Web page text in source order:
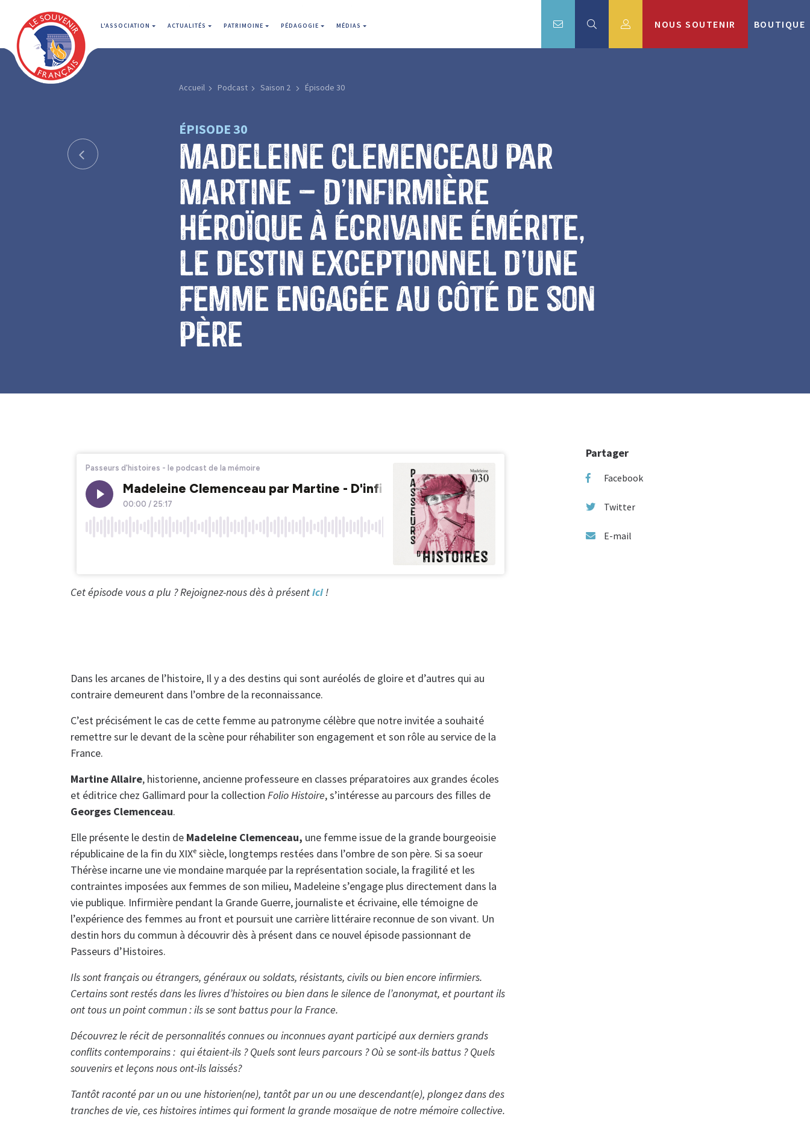
L'ASSOCIATION ACTUALITÉS PATRIMOINE PÉDAGOGIE MÉDIAS NOUS SOUTENIR BOUTIQUE
Accueil Podcast Saison 2 Épisode 30
ÉPISODE 30
Madeleine Clemenceau par
Martine – D’infirmière
héroïque à écrivaine émérite,
le destin exceptionnel d’une
femme engagée au côté de son
père
Cet épisode vous a plu ? Rejoignez-nous dès à présentici!
Dans les arcanes de l’histoire, Il y a des destins qui sont auréolés de gloire et d’autres qui au
contraire demeurent dans l’ombre de la reconnaissance.
C’est précisément le cas de cette femme au patronyme célèbre que notre invitée a souhaité
remettre sur le devant de la scène pour réhabiliter son engagement et son rôle au service de la
France.
Martine Allaire, historienne, ancienne professeure en classes préparatoires aux grandes écoles
et éditrice chez Gallimard pour la collection Folio Histoire, s’intéresse au parcours des filles de
Georges Clemenceau.
Elle présente le destin de Madeleine Clemenceau, une femme issue de la grande bourgeoisie
républicaine de la fin du XIXᵉ siècle, longtemps restées dans l’ombre de son père. Si sa soeur
Thérèse incarne une vie mondaine marquée par la représentation sociale, la fragilité et les
contraintes imposées aux femmes de son milieu, Madeleine s’engage plus directement dans la
vie publique. Infirmière pendant la Grande Guerre, journaliste et écrivaine, elle témoigne de
l’expérience des femmes au front et poursuit une carrière littéraire reconnue de son vivant. Un
destin hors du commun à découvrir dès à présent dans ce nouvel épisode passionnant de
Passeurs d’Histoires.
Ils sont français ou étrangers, généraux ou soldats, résistants, civils ou bien encore infirmiers.
Certains sont restés dans les livres d’histoires ou bien dans le silence de l’anonymat, et pourtant ils
ont tous un point commun : ils se sont battus pour la France.
Découvrez le récit de personnalités connues ou inconnues ayant participé aux derniers grands
conflits contemporains : qui étaient-ils ? Quels sont leurs parcours ? Où se sont-ils battus ? Quels
souvenirs et leçons nous ont-ils laissés?
Tantôt raconté par un ou une historien(ne), tantôt par un ou une descendant(e), plongez dans des
tranches de vie, ces histoires intimes qui forment la grande mosaïque de notre mémoire collective.
Partager
Facebook
Twitter
E-mail